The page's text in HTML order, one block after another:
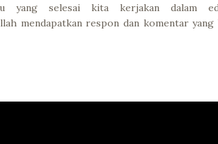
yang selesai kita kerjakan dalam
mendapatkan respon dan komentar yang